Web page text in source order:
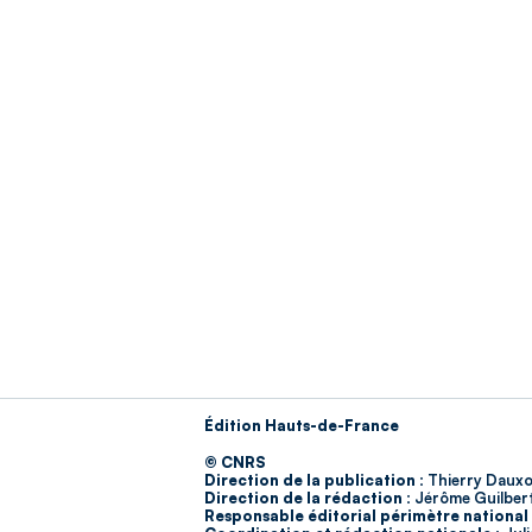
Édition Hauts-de-France
© CNRS
Direction de la publication : Thierry
Direction de la rédaction : Jérôme
Responsable éditorial périmètre national